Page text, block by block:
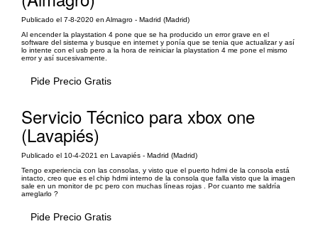
Publicado el 7-8-2020 en Almagro - Madrid (Madrid)
Al encender la playstation 4 pone que se ha producido un error grave en el
software del sistema y busque en internet y ponía que se tenia que actualizar y así
lo intente con el usb pero a la hora de reiniciar la playstation 4 me pone el mismo
error y así sucesivamente.
Pide Precio Gratis
Servicio Técnico para xbox one
(Lavapiés)
Publicado el 10-4-2021 en Lavapiés - Madrid (Madrid)
Tengo experiencia con las consolas, y visto que el puerto hdmi de la consola está
intacto, creo que es el chip hdmi interno de la consola que falla visto que la imagen
sale en un monitor de pc pero con muchas líneas rojas . Por cuanto me saldría
arreglarlo ?
Pide Precio Gratis